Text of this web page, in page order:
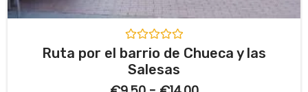
V
a
r
Ruta por el barrio de Chueca y las
Salesas